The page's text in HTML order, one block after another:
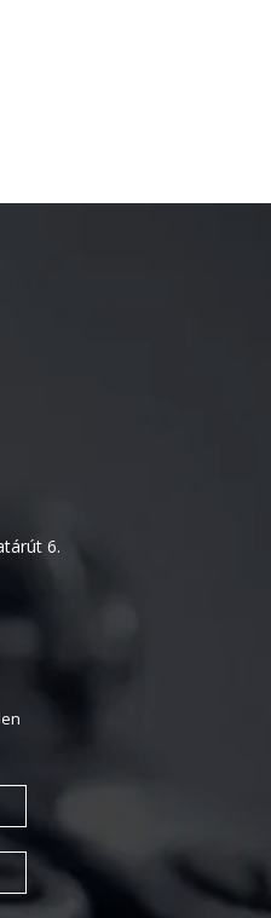
6.